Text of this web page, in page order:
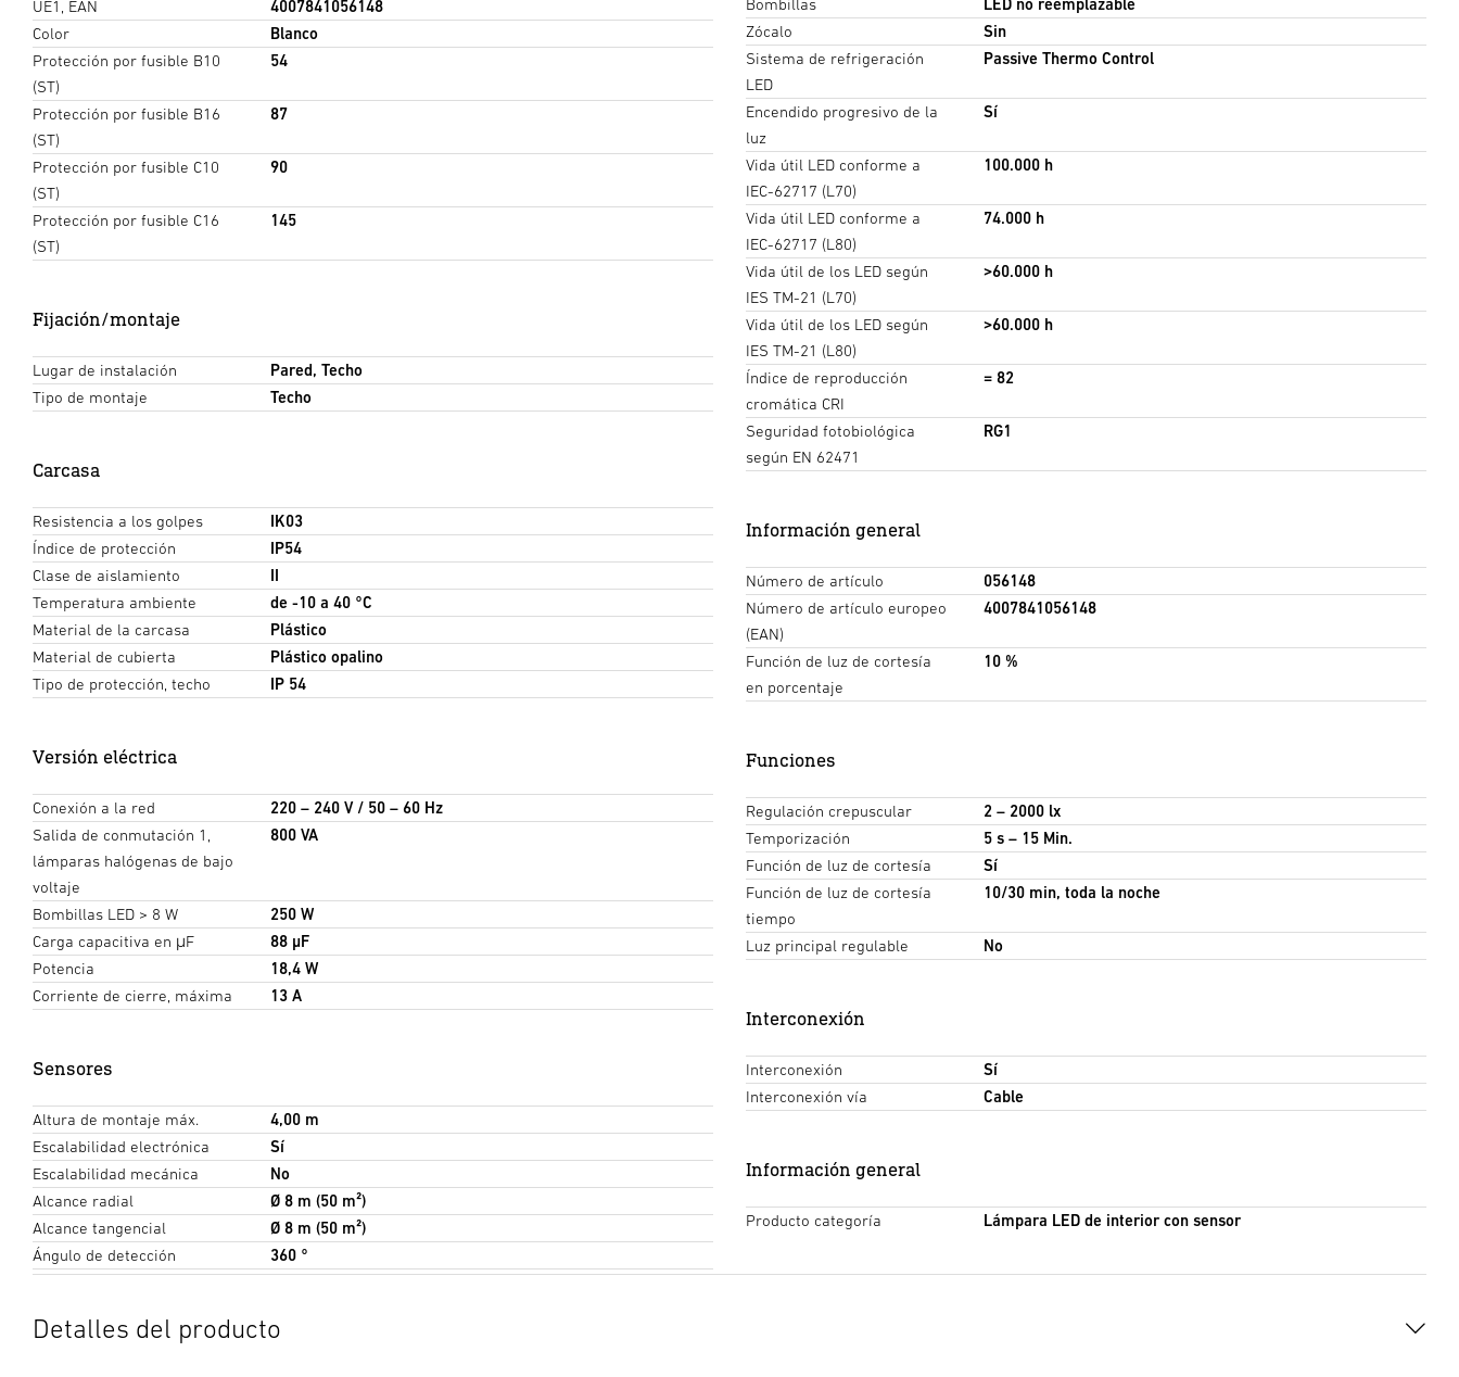
UE1, EAN
4007841056148
Color
Blanco
Protección por fusible B10
(ST)
54
Protección por fusible B16
(ST)
87
Protección por fusible C10
(ST)
90
Protección por fusible C16
(ST)
145
Fijación/montaje
Lugar de instalación
Pared, Techo
Tipo de montaje
Techo
Carcasa
Resistencia a los golpes
IK03
Índice de protección
IP54
Clase de aislamiento
II
Temperatura ambiente
de -10 a 40 °C
Material de la carcasa
Plástico
Material de cubierta
Plástico opalino
Tipo de protección, techo
IP 54
Versión eléctrica
Conexión a la red
220 – 240 V / 50 – 60 Hz
Salida de conmutación 1,
lámparas halógenas de bajo
voltaje
800 VA
Bombillas LED > 8 W
250 W
Carga capacitiva en μF
88 µF
Potencia
18,4 W
Corriente de cierre, máxima
13 A
Sensores
Altura de montaje máx.
4,00 m
Escalabilidad electrónica
Sí
Escalabilidad mecánica
No
Alcance radial
Ø 8 m (50 m²)
Alcance tangencial
Ø 8 m (50 m²)
Ángulo de detección
360 °
Bombillas
LED no reemplazable
Zócalo
Sin
Sistema de refrigeración
LED
Passive Thermo Control
Encendido progresivo de la
luz
Sí
Vida útil LED conforme a
IEC-62717 (L70)
100.000 h
Vida útil LED conforme a
IEC-62717 (L80)
74.000 h
Vida útil de los LED según
IES TM-21 (L70)
>60.000 h
Vida útil de los LED según
IES TM-21 (L80)
>60.000 h
Índice de reproducción
cromática CRI
= 82
Seguridad fotobiológica
según EN 62471
RG1
Información general
Número de artículo
056148
Número de artículo europeo
(EAN)
4007841056148
Función de luz de cortesía
en porcentaje
10 %
Funciones
Regulación crepuscular
2 – 2000 lx
Temporización
5 s – 15 Min.
Función de luz de cortesía
Sí
Función de luz de cortesía
tiempo
10/30 min, toda la noche
Luz principal regulable No
Interconexión
Interconexión
Sí
Interconexión vía
Cable
Información general
Producto categoría Lámpara LED de interior con sensor
Detalles del producto